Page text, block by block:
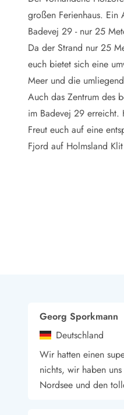
Fotowettbewerb
Vorteile bei uns
Esmark KidsVIP
Esmark VIP - Partnervorteile
Preisgarantie
Keine Kaution
Gästebewertungen
Gratis WLAN
Finde Bernstein am Strand
Indoorspielländer in Dänemark
Zoos und Tierparks in Dänemark
Freizeitparks in Dänemark
Angeln in Dänemark
großen Ferienhaus. Ein
Badevej 29 - nur 25
Da der Strand nur 25
euch bietet sich eine
Meer und die
Auch das Zentrum des
im Badevej 29 erreicht.
Freut euch auf eine
Fjord auf Holmsland
Georg Sporkmann
Deutschland
Wir hatten einen
nichts, wir haben
Nordsee und den